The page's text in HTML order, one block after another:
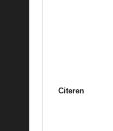
Citeren